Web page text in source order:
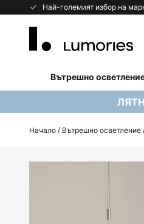
Най-големият избор на
Прескачане
Вътрешно
Начало Вътрешно осветление